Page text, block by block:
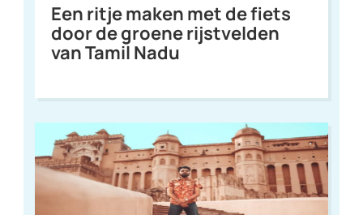
Een ritje maken met de fiets
door de groene rijstvelden
van Tamil Nadu